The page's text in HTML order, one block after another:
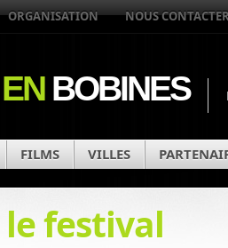
ORGANISATION NOUS
ENBOBINES
FILMS VILLES
festival